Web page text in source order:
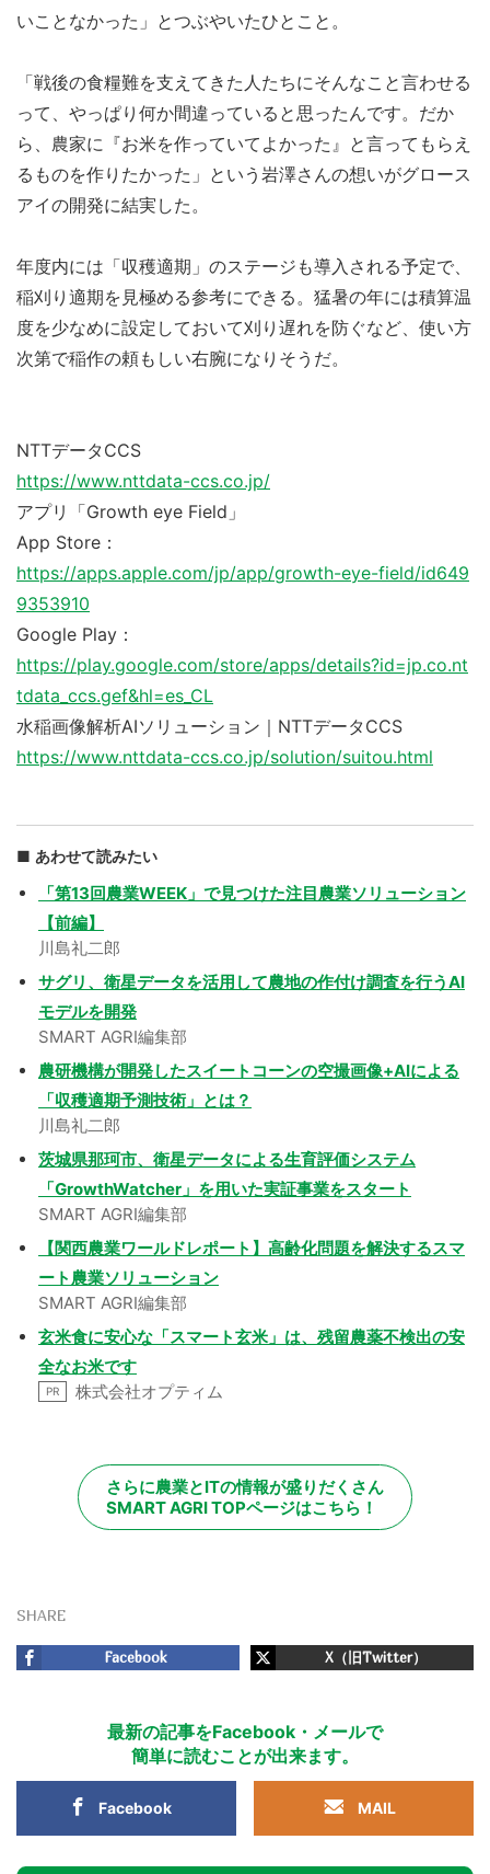
いことなかった」とつぶやいたひとこと。
「戦後の食糧難を支えてきた人たちにそんなこと言わせる
って、やっぱり何か間違っていると思ったんです。だか
ら、農家に『お米を作っていてよかった』と言ってもらえ
るものを作りたかった」という岩澤さんの想いがグロース
アイの開発に結実した。
年度内には「収穫適期」のステージも導入される予定で、
稲刈り適期を見極める参考にできる。猛暑の年には積算温
度を少なめに設定しておいて刈り遅れを防ぐなど、使い方
次第で稲作の頼もしい右腕になりそうだ。
NTTデータCCS
https://www.nttdata-ccs.co.jp/
アプリ「Growth eye Field」
App Store：
https://apps.apple.com/jp/app/growth-eye-field/id649
9353910
Google Play：
https://play.google.com/store/apps/details?id=jp.co.nt
tdata_ccs.gef&hl=es_CL
水稲画像解析AIソリューション｜NTTデータCCS
https://www.nttdata-ccs.co.jp/solution/suitou.html
あわせて読みたい
「第13回農業WEEK」で見つけた注目農業ソリューション
【前編】
川島礼二郎
サグリ、衛星データを活用して農地の作付け調査を行うAI
モデルを開発
SMART AGRI編集部
農研機構が開発したスイートコーンの空撮画像+AIによる
「収穫適期予測技術」とは？
川島礼二郎
茨城県那珂市、衛星データによる生育評価システム
「GrowthWatcher」を用いた実証事業をスタート
SMART AGRI編集部
【関西農業ワールドレポート】高齢化問題を解決するスマ
ート農業ソリューション
SMART AGRI編集部
玄米食に安心な「スマート玄米」は、残留農薬不検出の安
全なお米です
PR 株式会社オプティム
さらに農業とITの情報が盛りだくさん
SMART AGRI TOPページはこちら！
SHARE
Facebook X（旧Twitter）
最新の記事をFacebook・メールで
簡単に読むことが出来ます。
Facebook MAIL